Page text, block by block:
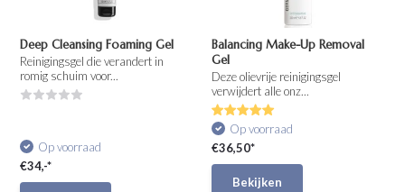
Deep Cleansing Foaming Gel
Reinigingsgel die verandert in
romig schuim voor...
Op voorraad
€34,-*
Balancing Make-Up Removal
Gel
Deze olievrije reinigingsgel
verwijdert alle onz...
Op voorraad
€36,50*
Bekijken